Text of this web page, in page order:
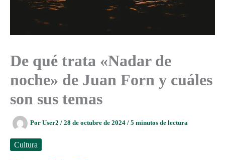
De qué trata «Nadar de
noche» de Juan Forn y cuáles
son sus temas
Por User2 / 28 de octubre de 2024 / 5 minutos de lectura
Cultura